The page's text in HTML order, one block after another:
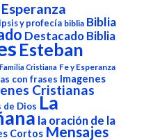
y profecía biblia Biblia
Destacado Biblia
Esteban
Familia Cristiana Fe y Esperanza
con frases Imagenes
Cristianas
de Dios La
la oración de la
Cortos Mensajes